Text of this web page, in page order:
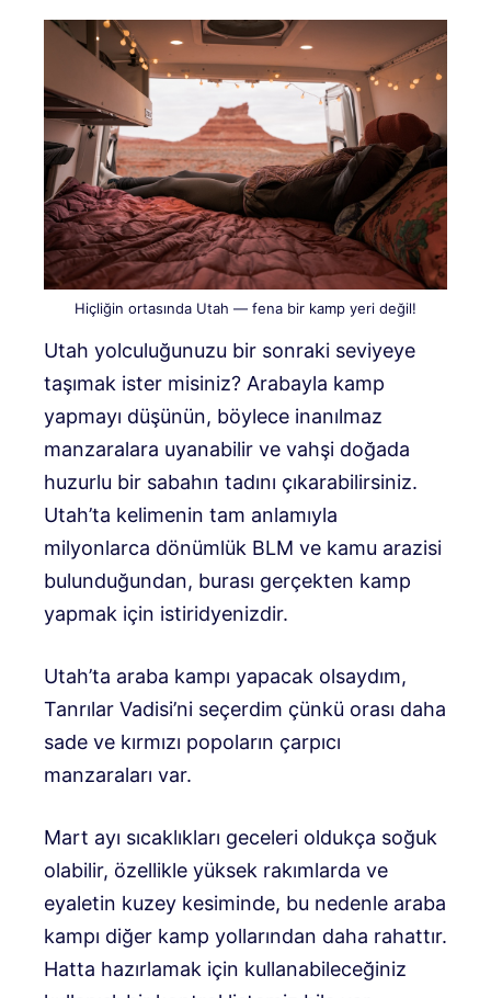
Hiçliğin ortasında Utah — fena bir kamp yeri değil!
Utah yolculuğunuzu bir sonraki seviyeye
taşımak ister misiniz? Arabayla kamp
yapmayı düşünün, böylece inanılmaz
manzaralara uyanabilir ve vahşi doğada
huzurlu bir sabahın tadını çıkarabilirsiniz.
Utah’ta kelimenin tam anlamıyla
milyonlarca dönümlük BLM ve kamu arazisi
bulunduğundan, burası gerçekten kamp
yapmak için istiridyenizdir.
Utah’ta araba kampı yapacak olsaydım,
Tanrılar Vadisi’ni seçerdim çünkü orası daha
sade ve kırmızı popoların çarpıcı
manzaraları var.
Mart ayı sıcaklıkları geceleri oldukça soğuk
olabilir, özellikle yüksek rakımlarda ve
eyaletin kuzey kesiminde, bu nedenle araba
kampı diğer kamp yollarından daha rahattır.
Hatta hazırlamak için kullanabileceğiniz